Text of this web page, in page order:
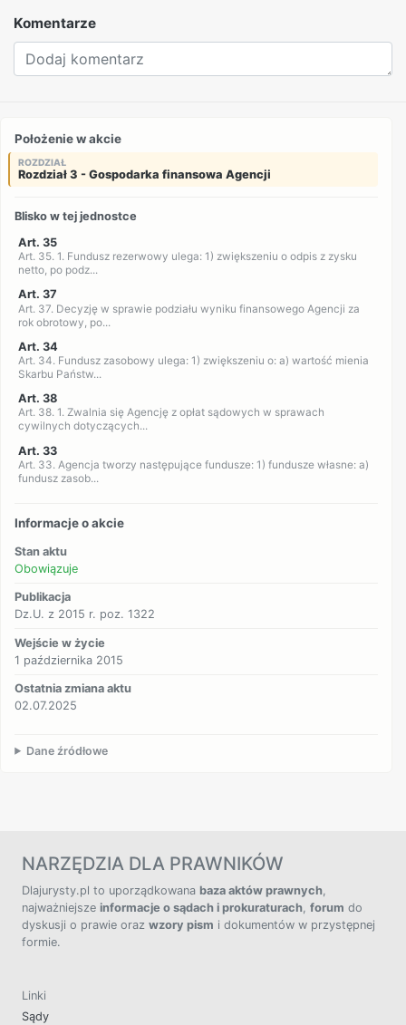
Komentarze
Położenie w akcie
ROZDZIAŁ
Rozdział 3 - Gospodarka finansowa Agencji
Blisko w tej jednostce
Art. 35
Art. 35. 1. Fundusz rezerwowy ulega: 1) zwiększeniu o odpis z zysku
netto, po podz...
Art. 37
Art. 37. Decyzję w sprawie podziału wyniku finansowego Agencji za
rok obrotowy, po...
Art. 34
Art. 34. Fundusz zasobowy ulega: 1) zwiększeniu o: a) wartość mienia
Skarbu Państw...
Art. 38
Art. 38. 1. Zwalnia się Agencję z opłat sądowych w sprawach
cywilnych dotyczących...
Art. 33
Art. 33. Agencja tworzy następujące fundusze: 1) fundusze własne: a)
fundusz zasob...
Informacje o akcie
Stan aktu
Obowiązuje
Publikacja
Dz.U. z 2015 r. poz. 1322
Wejście w życie
1 października 2015
Ostatnia zmiana aktu
02.07.2025
Dane źródłowe
NARZĘDZIA DLA PRAWNIKÓW
Dlajurysty.pl to uporządkowana baza aktów prawnych,
najważniejsze informacje o sądach i prokuraturach, forum do
dyskusji o prawie oraz wzory pism i dokumentów w przystępnej
formie.
Linki
Sądy